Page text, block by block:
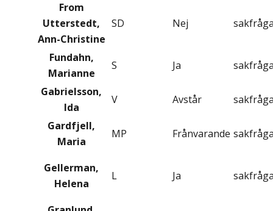
From
Utterstedt,
Ann-Christine
SD Nej
Fundahn,
Marianne
S Ja
Gabrielsson,
Ida
V Avstår
Gardfjell,
Maria
MP Frånvarande
Gellerman,
Helena
L Ja